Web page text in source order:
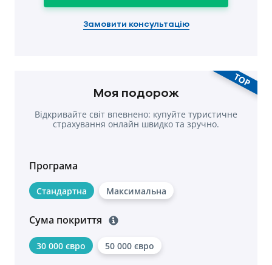
Замовити консультацію
TOP
Моя подорож
Відкривайте світ впевнено: купуйте туристичне
страхування онлайн швидко та зручно.
Програма
Стандартна Максимальна
Сума покриття
30 000 євро 50 000 євро